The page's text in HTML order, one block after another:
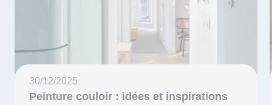
30/12/2025
Peinture couloir : idées et inspirations